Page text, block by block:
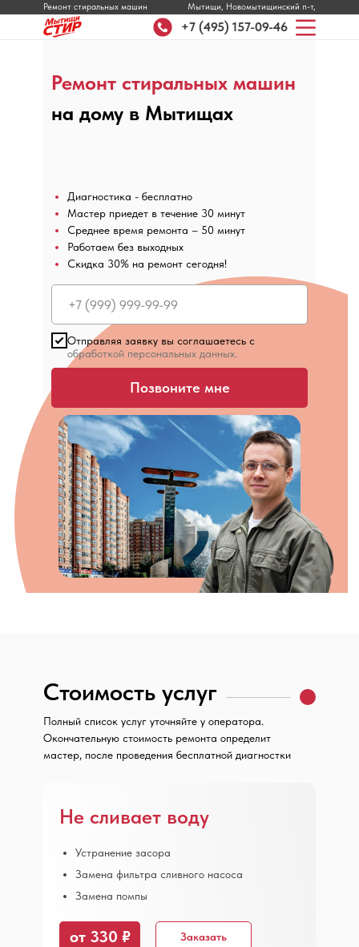
Ремонт стиральных машин
Мытищи, Новомытищинский п-т,
д. 46
Мытищи, Новомытищинский п-т,
д. 46
Ремонт стиральных машин
+7 (495) 157-09-46
Диагностика - бесплатно
Мастер приедет в течение 30 минут
Среднее время ремонта – 50 минут
Работаем без выходных
Скидка 30% на ремонт сегодня!
Ремонт стиральных машин
на дому в Мытищах
Отправляя заявку вы соглашаетесь с
обработкой персональных данных.
Позвоните мне
от 330 ₽
Замена помпы
Устранение засора
Замена фильтра сливного насоса
Не сливает воду
Заказать
Стоимость услуг
Полный список услуг уточняйте у оператора.
Окончательную стоимость ремонта определит
мастер, после проведения бесплатной диагностки